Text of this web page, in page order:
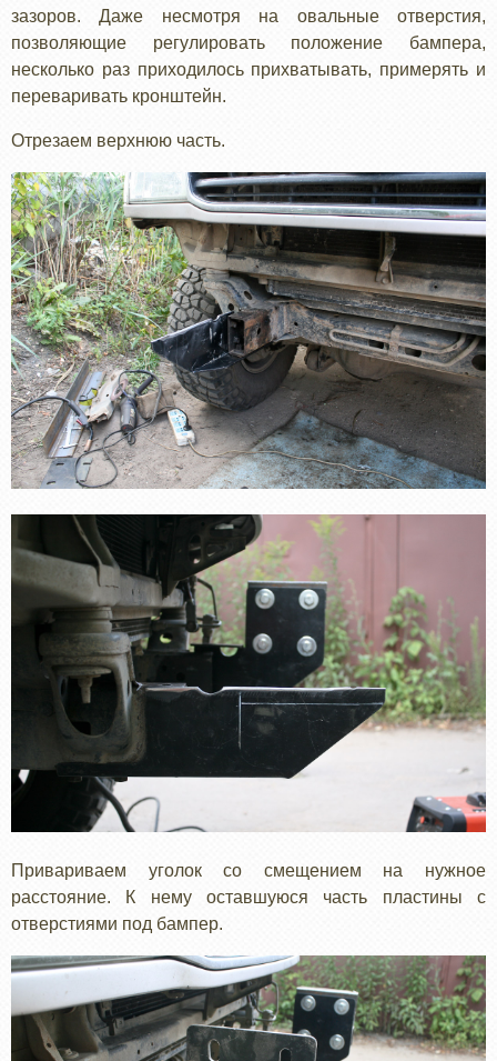
зазоров. Даже несмотря на овальные отверстия,
позволяющие регулировать положение бампера,
несколько раз приходилось прихватывать, примерять и
переваривать кронштейн.
Отрезаем верхнюю часть.
Привариваем уголок со смещением на нужное
расстояние. К нему оставшуюся часть пластины с
отверстиями под бампер.